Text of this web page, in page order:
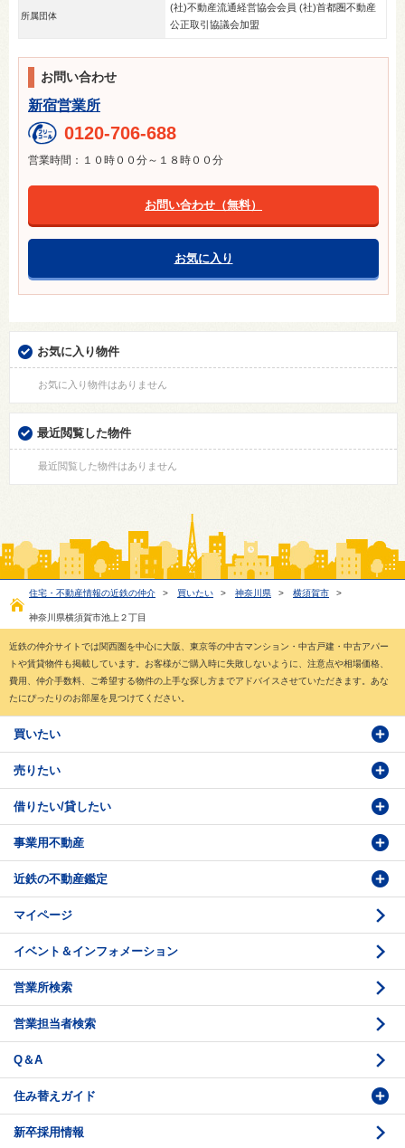
所属団体
(社)不動産流通経営協会会員 (社)首都圏不動産
公正取引協議会加盟
お問い合わせ
新宿営業所
0120-706-688
営業時間：１０時００分～１８時００分
お問い合わせ（無料）
お気に入り
お気に入り物件
お気に入り物件はありません
最近閲覧した物件
最近閲覧した物件はありません
住宅・不動産情報の近鉄の仲介 > 買いたい > 神奈川県 > 横須賀市 >
神奈川県横須賀市池上２丁目
近鉄の仲介サイトでは関西圏を中心に大阪、東京等の中古マンション・中古戸建・中古アパー
トや賃貸物件も掲載しています。お客様がご購入時に失敗しないように、注意点や相場価格、
費用、仲介手数料、ご希望する物件の上手な探し方までアドバイスさせていただきます。あな
たにぴったりのお部屋を見つけてください。
買いたい
物件検索
物件番号検索
投資・事業用検索
購入のお問い合わせ
売りたい
価格査定依頼
売却相談
借りたい/貸したい
賃貸物件検索
学園前賃貸センター
賃貸借のお問い合わせ
事業用不動産
購入・売却の流れ
収益不動産の取扱
底地の資産性
相続と不動産
不動産投資のQ＆A
法人営業センター紹介
近鉄の不動産鑑定
時価評価支援
鑑定評価ご相談例
鑑定評価の流れ
お問い合わせ・ご相談
鑑定センター紹介
マイページ
イベント＆インフォメーション
営業所検索
営業担当者検索
Q＆A
住み替えガイド
価格査定
購入のスケジュール
新卒採用情報